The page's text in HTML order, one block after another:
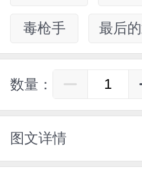
毒枪手 最后
数量：
图文详情